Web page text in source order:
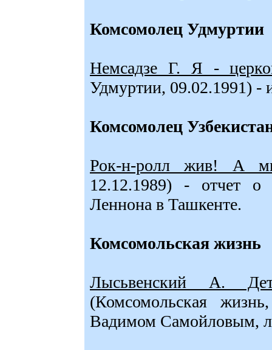
Комсомолец Удмуртии
Немсадзе Г. Я -
Удмуртии, 09.02.1991)
Комсомолец
Рок-н-ролл жив! А
12.12.1989) - отчет о
Леннона в Ташкенте.
Комсомольская жизнь
Лысьвенский А.
(Комсомольская
Вадимом